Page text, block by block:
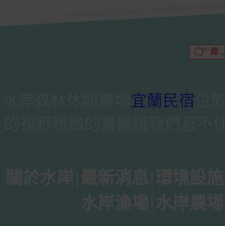
宜蘭民宿
關於水岸| 最新消息|環境設施
水岸漁場| 水岸農場